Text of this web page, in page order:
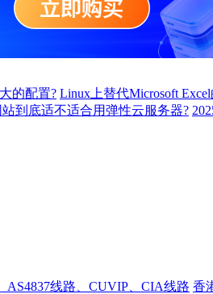
的配置? Linux上替代Microsoft
到底适不适合用弹性云服务器?
AS4837线路、CUVIP、CIA线路 香